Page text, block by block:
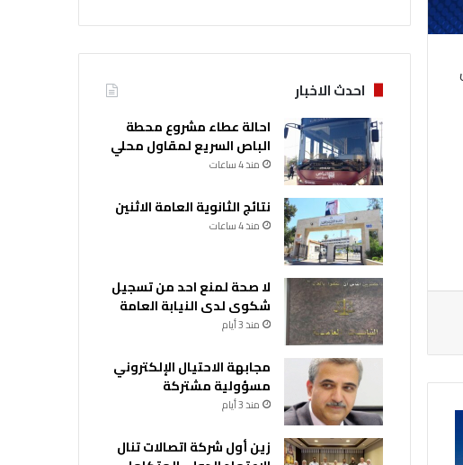
احدث الاخبار
احالة عطاء مشروع محطة
الباص السريع لمقاول محلي
منذ 4 ساعات
نتائج الثانوية العامة الاثنين
منذ 4 ساعات
لا صحة لمنع احد من تسجيل
شكوى لدى النيابة العامة
منذ 3 أيام
مجابهة الاحتيال الإلكتروني
مسؤولية مشتركة
منذ 3 أيام
زين أول شركة اتصالات تنال